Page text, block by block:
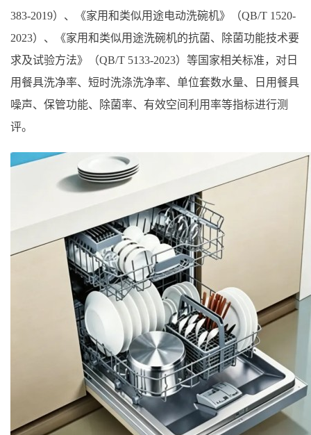
383-2019）、《家用和类似用途电动洗碗机》（QB/T 1520-
2023）、《家用和类似用途洗碗机的抗菌、除菌功能技术要
求及试验方法》（QB/T 5133-2023）等国家相关标准，对日
用餐具洗净率、短时洗涤洗净率、单位套数水量、日用餐具
噪声、保管功能、除菌率、有效空间利用率等指标进行测
评。